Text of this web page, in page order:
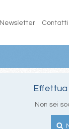
Newsletter Contatti
Effettua
Non sei